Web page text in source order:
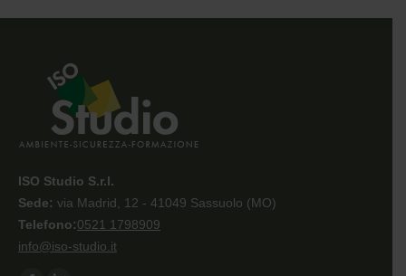
ISO Studio S.r.l.
Sede: via Madrid, 12 - 41049 Sassuolo (MO)
Telefono:0521 1798909
info@iso-studio.it